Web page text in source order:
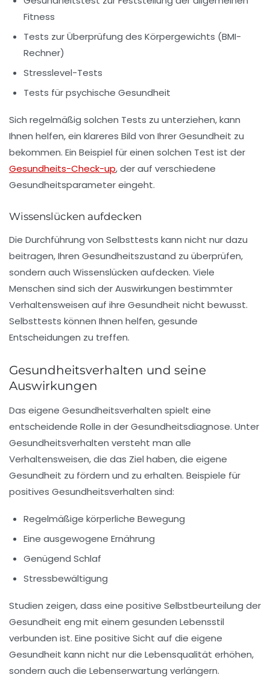
Fitness
Tests zur Überprüfung des Körpergewichts (BMI-
Rechner)
Stresslevel-Tests
Tests für psychische Gesundheit
Sich regelmäßig solchen Tests zu unterziehen, kann
Ihnen helfen, ein klareres Bild von IhrerGesundheit zu
bekommen. Ein Beispiel für einen solchen Test ist der
Gesundheits-Check-up, der auf verschiedene
Gesundheitsparameter eingeht.
Wissenslücken aufdecken
Die Durchführung von Selbsttests kann nicht nur dazu
beitragen, Ihren Gesundheitszustand zu überprüfen,
sondern auch Wissenslücken aufdecken. Viele
Menschen sind sich der Auswirkungen bestimmter
Verhaltensweisen auf ihre Gesundheit nicht bewusst.
Selbsttests können Ihnen helfen, gesunde
Entscheidungen zu treffen.
Gesundheitsverhalten und seine
Auswirkungen
Das eigene Gesundheitsverhalten spielt eine
entscheidende Rolle in der Gesundheitsdiagnose. Unter
Gesundheitsverhalten versteht man alle
Verhaltensweisen, die das Ziel haben, die eigene
Gesundheit zu fördern und zu erhalten. Beispiele für
positives Gesundheitsverhalten sind:
Regelmäßige körperliche Bewegung
Eine ausgewogene Ernährung
Genügend Schlaf
Stressbewältigung
Studien zeigen, dass eine positive Selbstbeurteilung der
Gesundheit eng mit einem gesunden Lebensstil
verbunden ist. Eine positive Sicht auf die eigene
Gesundheit kann nicht nur die Lebensqualität erhöhen,
sondern auch die Lebenserwartung verlängern.